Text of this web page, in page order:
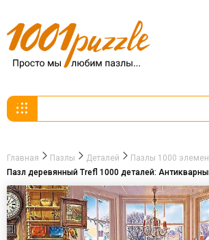
Главная Пазлы Деталей
Пазлы 1000
Пазл деревянный Trefl 1000 деталей: